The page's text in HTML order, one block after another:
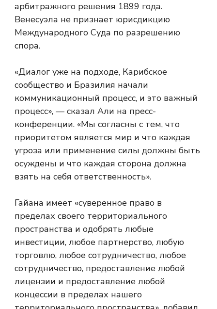
арбитражного решения 1899 года.
Венесуэла не признает юрисдикцию
Международного Суда по разрешению
спора.
«Диалог уже на подходе, Карибское
сообщество и Бразилия начали
коммуникационный процесс, и это важный
процесс», — сказал Али на пресс-
конференции. «Мы согласны с тем, что
приоритетом является мир и что каждая
угроза или применение силы должны быть
осуждены и что каждая сторона должна
взять на себя ответственность».
Гайана имеет «суверенное право в
пределах своего территориального
пространства и одобрять любые
инвестиции, любое партнерство, любую
торговлю, любое сотрудничество, любое
сотрудничество, предоставление любой
лицензии и предоставление любой
концессии в пределах нашего